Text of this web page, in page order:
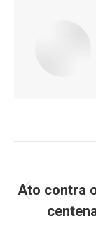
de
post:
Ato contra